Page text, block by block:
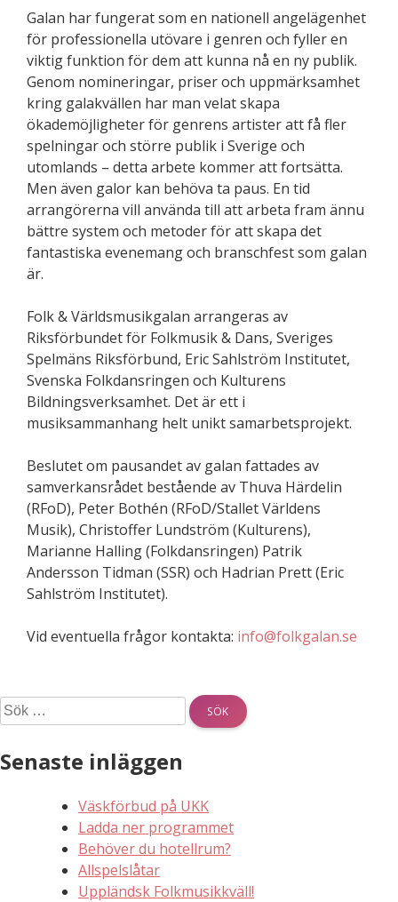
Galan har fungerat som en nationell angelägenhet
för professionella utövare i genren och fyller en
viktig funktion för dem att kunna nå en ny publik.
Genom nomineringar, priser och uppmärksamhet
kring galakvällen har man velat skapa
ökademöjligheter för genrens artister att få fler
spelningar och större publik i Sverige och
utomlands – detta arbete kommer att fortsätta.
Men även galor kan behöva ta paus. En tid
arrangörerna vill använda till att arbeta fram ännu
bättre system och metoder för att skapa det
fantastiska evenemang och branschfest som galan
är.
Folk & Världsmusikgalan arrangeras av
Riksförbundet för Folkmusik & Dans, Sveriges
Spelmäns Riksförbund, Eric Sahlström Institutet,
Svenska Folkdansringen och Kulturens
Bildningsverksamhet. Det är ett i
musiksammanhang helt unikt samarbetsprojekt.
Beslutet om pausandet av galan fattades av
samverkansrådet bestående av Thuva Härdelin
(RFoD), Peter Bothén (RFoD/Stallet Världens
Musik), Christoffer Lundström (Kulturens),
Marianne Halling (Folkdansringen) Patrik
Andersson Tidman (SSR) och Hadrian Prett (Eric
Sahlström Institutet).
Vid eventuella frågor kontakta: info@folkgalan.se
Sök
efter:
Senaste inläggen
Väskförbud på UKK
Ladda ner programmet
Behöver du hotellrum?
Allspelslåtar
Uppländsk Folkmusikkväll!